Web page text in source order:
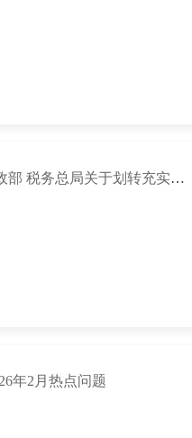
国家税务总局甘肃省税务局 最新文件 财政部 税务总局关于划转充实社保基金国有股权及现金收益运作管理税收政策的通知
年2月热点问题